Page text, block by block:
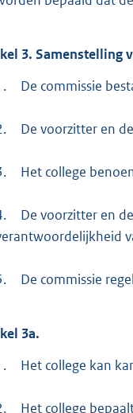
3. Samenstelling
De commissie
De voorzitter en
Het college
De voorzitter en
De commissie
3a.
Het college kan
Het college